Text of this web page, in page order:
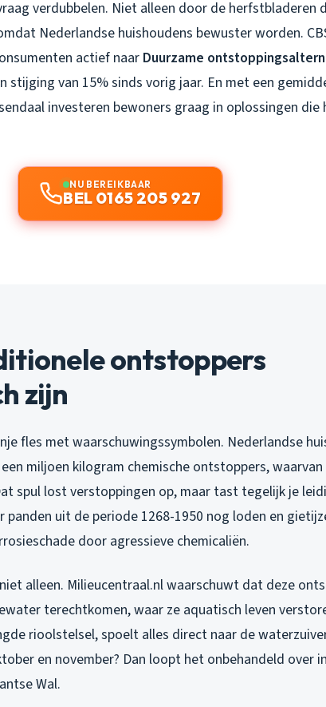
verdubbelen. Niet alleen door de herfstbladeren
Nederlandse huishoudens bewuster worden.
actief naarDuurzame
stijging van 15% sinds vorig jaar. En met een
investeren bewoners graag in oplossingen die
NU BEREIKBAAR
BEL 0165 205 927
ontstoppers
zijn
fles met waarschuwingssymbolen. Nederlandse
miljoen kilogram chemische ontstoppers,
spul lost verstoppingen op, maar tast tegelijk je
panden uit de periode 1268-1950 nog loden en
door agressieve chemicaliën.
alleen. Milieucentraal.nl waarschuwt dat deze
terechtkomen, waar ze aquatisch leven
rioolstelsel, spoelt alles direct naar de
en november? Dan loopt het onbehandeld over
Wal.